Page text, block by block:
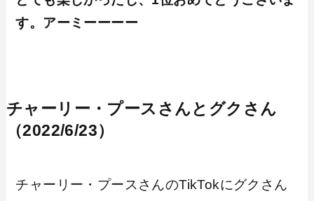
す。アーミーーーー
チャーリー・プースさんとグクさん
（2022/6/23）
チャーリー・プースさんのTikTokにグクさん